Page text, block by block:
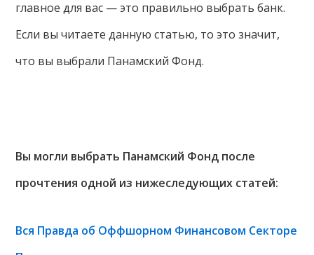
главное для вас — это правильно выбрать банк.
Если вы читаете данную статью, то это значит,
что вы выбрали Панамский Фонд.
Вы могли выбрать Панамский Фонд после
прочтения одной из нижеследующих статей:
Вся Правда об Оффшорном Финансовом Секторе